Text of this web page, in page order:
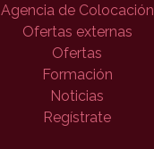
Agencia de Colocación
Ofertas externas
Ofertas
Formación
Noticias
Regístrate